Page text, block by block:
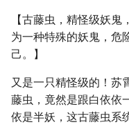
【古藤虫，精怪级妖
为一种特殊的妖鬼，危
己。】
又是一只精怪级的！苏
藤虫，竟然是跟白依依
依是半妖，这古藤虫系